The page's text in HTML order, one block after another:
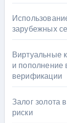
зарубежных
Виртуальные
и пополнение
верификации
Залог золота
риски